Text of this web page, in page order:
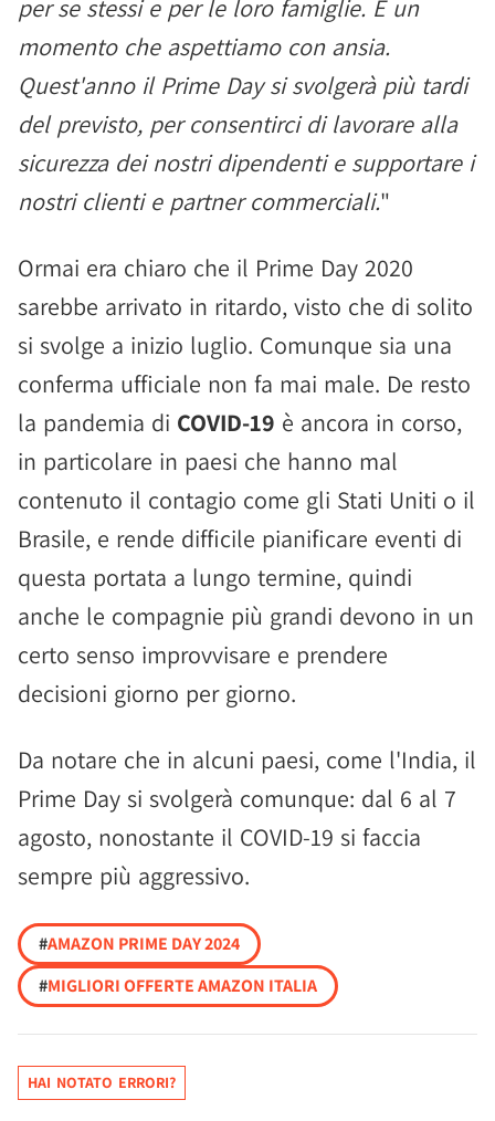
per se stessi e per le loro famiglie. È un
momento che aspettiamo con ansia.
Quest'anno il Prime Day si svolgerà più tardi
del previsto, per consentirci di lavorare alla
sicurezza dei nostri dipendenti e supportare i
nostri clienti e partner commerciali."
Ormai era chiaro che il Prime Day 2020
sarebbe arrivato in ritardo, visto che di solito
si svolge a inizio luglio. Comunque sia una
conferma ufficiale non fa mai male. De resto
la pandemia di COVID-19 è ancora in corso,
in particolare in paesi che hanno mal
contenuto il contagio come gli Stati Uniti o il
Brasile, e rende difficile pianificare eventi di
questa portata a lungo termine, quindi
anche le compagnie più grandi devono in un
certo senso improvvisare e prendere
decisioni giorno per giorno.
Da notare che in alcuni paesi, come l'India, il
Prime Day si svolgerà comunque: dal 6 al 7
agosto, nonostante il COVID-19 si faccia
sempre più aggressivo.
#AMAZON PRIME DAY 2024
#MIGLIORI OFFERTE AMAZON ITALIA
HAI NOTATO ERRORI?